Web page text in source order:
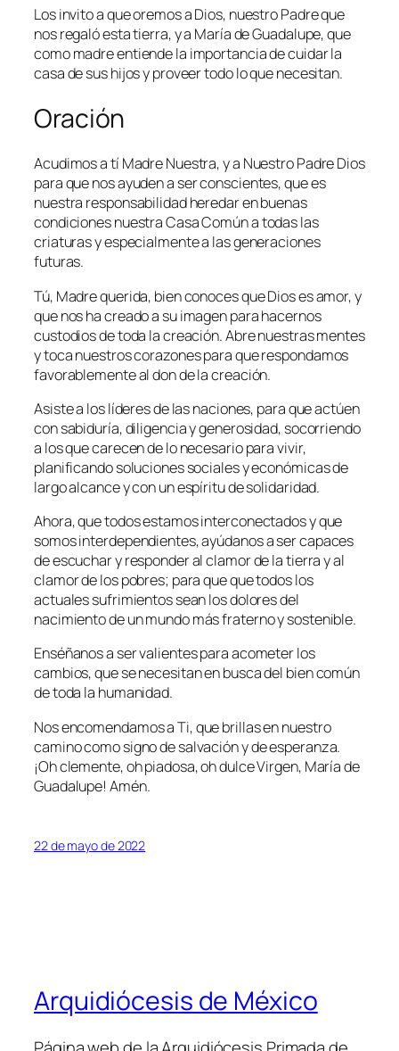
Los invito a que oremos a Dios, nuestro Padre que
nos regaló esta tierra, y a María de Guadalupe, que
como madre entiende la importancia de cuidar la
casa de sus hijos y proveer todo lo que necesitan.
Oración
Acudimos a tí Madre Nuestra, y a Nuestro Padre Dios
para que nos ayuden a ser conscientes, que es
nuestra responsabilidad heredar en buenas
condiciones nuestra Casa Común a todas las
criaturas y especialmente a las generaciones
futuras.
Tú, Madre querida, bien conoces que Dios es amor, y
que nos ha creado a su imagen para hacernos
custodios de toda la creación. Abre nuestras mentes
y toca nuestros corazones para que respondamos
favorablemente al don de la creación.
Asiste a los líderes de las naciones, para que actúen
con sabiduría, diligencia y generosidad, socorriendo
a los que carecen de lo necesario para vivir,
planificando soluciones sociales y económicas de
largo alcance y con un espíritu de solidaridad.
Ahora, que todos estamos interconectados y que
somos interdependientes, ayúdanos a ser capaces
de escuchar y responder al clamor de la tierra y al
clamor de los pobres; para que que todos los
actuales sufrimientos sean los dolores del
nacimiento de un mundo más fraterno y sostenible.
Enséñanos a ser valientes para acometer los
cambios, que se necesitan en busca del bien común
de toda la humanidad.
Nos encomendamos a Ti, que brillas en nuestro
camino como signo de salvación y de esperanza.
¡Oh clemente, oh piadosa, oh dulce Virgen, María de
Guadalupe! Amén.
22 de mayo de 2022
Arquidiócesis de México